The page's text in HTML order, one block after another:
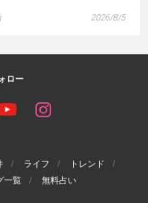
2026/8/5
ロー
ライフ
トレンド
一覧 無料占い